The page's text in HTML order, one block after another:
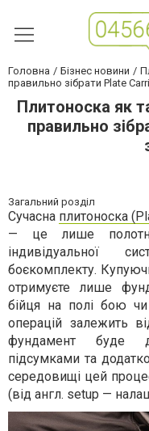
Головна Бізнес новини
правильно зібрати Plate
Плитоноска як
правильно
Загальний розділ
Сучасна плитоноска
— це лише
індивідуальної
боєкомплекту.
отримуєте лише
бійця на полі бою чи
операцій залежить
фундамент буде
підсумками та
середовищі цей
(від англ. setup —